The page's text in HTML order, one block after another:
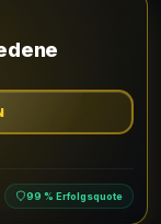
99 % Erfolgsquote